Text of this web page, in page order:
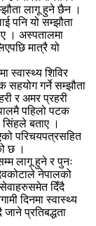
लागू हुने छैन ।
पनि यो सम्झौता
। अस्पतालमा
मात्रै यो
स्वास्थ्य शिविर
सहयोग गर्ने सम्झौता
र अमर प्रहरी
पहिलो पटक
बताए ।
परिचयपत्रसहित
छ ।
लागू हुने र पुनः
नेपालको
दिँदै
दिनमा स्वास्थ्य
प्रतिबद्धता